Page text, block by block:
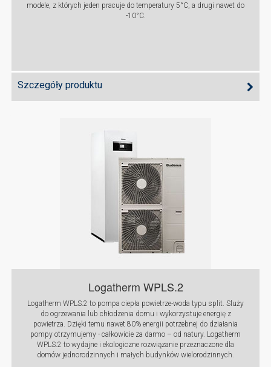
modele, z których jeden pracuje do temperatury 5°C, a drugi nawet do
-10°C.
Szczegóły produktu
Logatherm WPLS.2
Logatherm WPLS.2 to pompa ciepła powietrze-woda typu split. Sluży
do ogrzewania lub chłodzenia domu i wykorzystuje energię z
powietrza. Dzięki temu nawet 80% energii potrzebnej do działania
pompy otrzymujemy - całkowicie za darmo – od natury. Logatherm
WPLS.2 to wydajne i ekologiczne rozwiązanie przeznaczone dla
domów jednorodzinnych i małych budynków wielorodzinnych.